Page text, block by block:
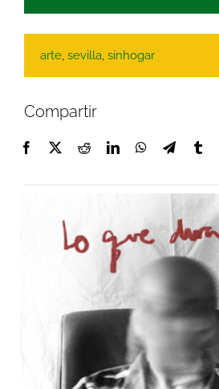
arte, sevilla, sinhogar
Compartir